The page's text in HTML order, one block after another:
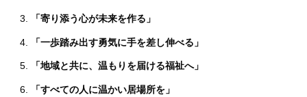
「寄り添う心が未来を作る」
「一歩踏み出す勇気に手を差し伸べる」
「地域と共に、温もりを届ける福祉へ」
「すべての人に温かい居場所を」